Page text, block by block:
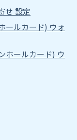
せ 設定
ールカード) ウォ
ホールカード) ウ